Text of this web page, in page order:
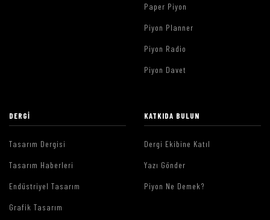
Paper Piyon
Piyon Planner
Piyon Radio
Piyon Davet
DERGI
Tasarım Dergisi
Tasarım Haberleri
Endüstriyel Tasarım
Grafik Tasarım
KATKIDA BULUN
Dergi Ekibine Katıl
Yazı Gönder
Piyon Ne Demek?